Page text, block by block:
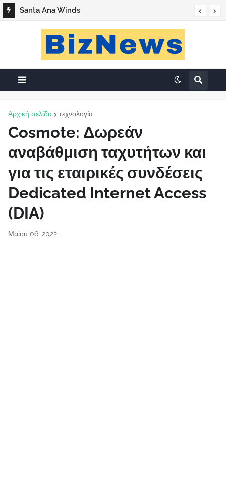
Santa Ana Winds
Αρχική σελίδα τεχνολογία
Cosmote: Δωρεάν
αναβάθμιση ταχυτήτων και
για τις εταιρικές συνδέσεις
Dedicated Internet Access
(DIA)
Μαΐου 06, 2022